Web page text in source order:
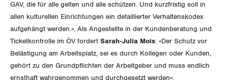
GAV, die für alle gelten und alle schützen. Und kurzfristig soll in
allen kulturellen Einrichtungen ein detaillierter Verhaltenskodex
aufgehängt werden.». Als Angestellte in der Kundenberatung und
Ticketkontrolle im ÖV fordert Sarah-Julia Mois: «Der Schutz vor
Belästigung am Arbeitsplatz, sei es durch Kollegen oder Kunden,
gehört zu den Grundpflichten der Arbeitgeber und muss endlich
ernsthaft wahrgenommen und durchgesetzt werden».